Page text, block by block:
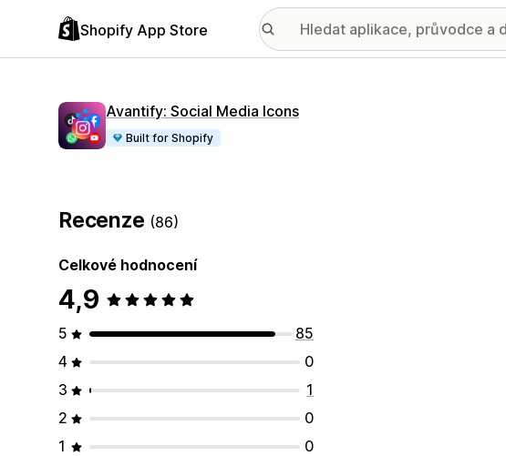
Shopify App Store
Avantify: Social Media Icons
Built for Shopify
Recenze (86)
Celkové hodnocení
4,9
5
85
4
0
3
1
2
0
1
0